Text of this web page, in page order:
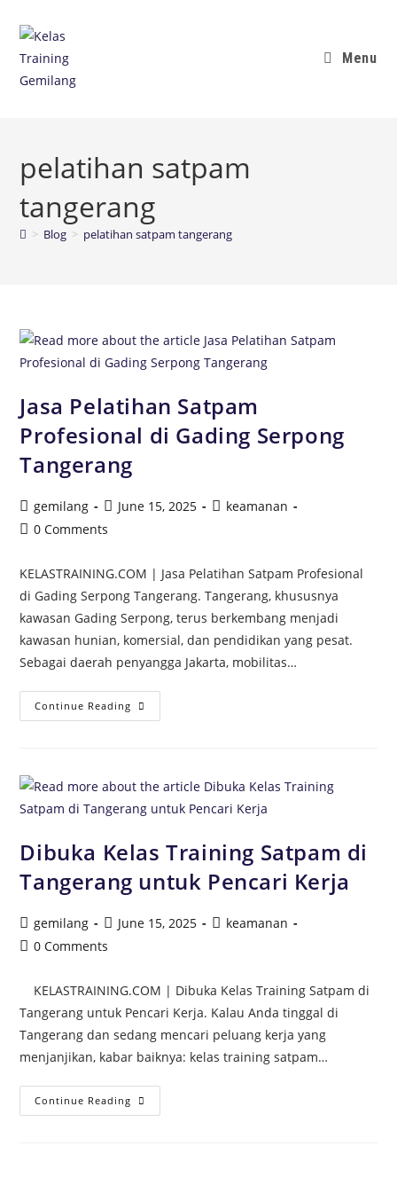
Menu
pelatihan satpam
tangerang
> Blog > pelatihan satpam tangerang
Jasa Pelatihan Satpam
Profesional di Gading Serpong
Tangerang
gemilang June 15, 2025
keamanan
0 Comments
KELASTRAINING.COM | Jasa Pelatihan Satpam Profesional
di Gading Serpong Tangerang. Tangerang, khususnya
kawasan Gading Serpong, terus berkembang menjadi
kawasan hunian, komersial, dan pendidikan yang pesat.
Sebagai daerah penyangga Jakarta, mobilitas…
Continue Reading
Dibuka Kelas Training Satpam di
Tangerang untuk Pencari Kerja
gemilang June 15, 2025
keamanan
0 Comments
KELASTRAINING.COM | Dibuka Kelas Training Satpam di
Tangerang untuk Pencari Kerja. Kalau Anda tinggal di
Tangerang dan sedang mencari peluang kerja yang
menjanjikan, kabar baiknya: kelas training satpam…
Continue Reading